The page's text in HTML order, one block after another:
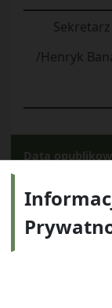
Sekretarz
/Henryk
Data